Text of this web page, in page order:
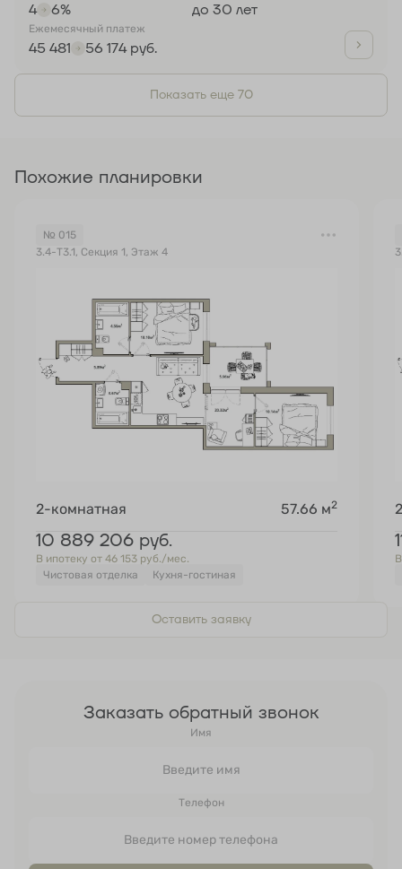
4 6% до 30 лет
Ежемесячный платеж
45 481 56 174 руб.
Показать еще 70
Похожие планировки
№ 015
3.4-Т3.1, Секция 1, Этаж 4
2-комнатная 57.66 м2
10 889 206 руб.
В ипотеку от 46 153 руб./мес.
Чистовая отделка
Кухня-гостиная
Оставить заявку
Заказать обратный звонок
Имя
Телефон